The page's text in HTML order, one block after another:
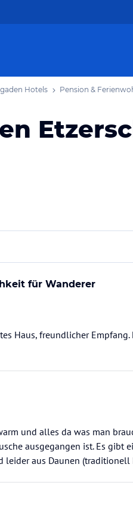
Hotels Pension &
für Wanderer
Haus, freundlicher Empfang.
und alles da was man
ausgegangen ist. Es gibt
leider aus Daunen (traditionell